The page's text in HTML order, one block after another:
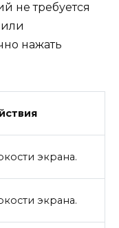
не требуется
нажать
экрана.
экрана.